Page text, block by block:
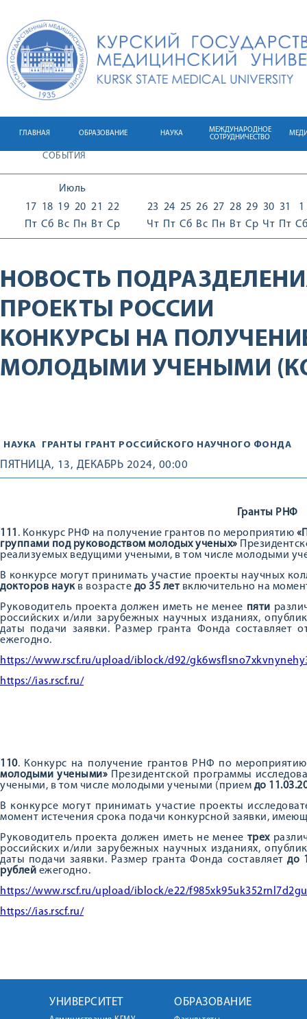
ГЛАВНАЯ ОБРАЗОВАНИЕ НАУКА
МЕЖДУНАРОДНОЕ
СОТРУДНИЧЕСТВО
СОБЫТИЯ
Июль
17
Пт
18
Сб
19
Вс
20
Пн
21
Вт
22
Ср
23
Чт
24
Пт
25
Сб
26
Вс
27
Пн
28
Вт
29
Ср
30
Чт
31
Пт
1
Сб
НОВОСТЬ
ПРОЕКТЫ РОССИИ
КОНКУРСЫ НА
МОЛОДЫМИ УЧЕНЫМИ
НАУКА ГРАНТЫ ГРАНТ РОССИЙСКОГО НАУЧНОГО ФОНДА
ПЯТНИЦА, 13, ДЕКАБРЬ 2024, 00:00
Гранты РНФ
111 . Конкурс РНФ на получение грантов по мероприятию
группами под руководством молодых ученых»
реализуемых ведущими учеными, в том числе молодыми
В конкурсе могут принимать участие проекты научных
докторов наукв возрасте до 35 лет включительно на
Руководитель проекта должен иметь не менее пяти
российских и/или зарубежных научных изданиях,
даты подачи заявки. Размер гранта Фонда составляет
ежегодно.
https://www.rscf.ru/upload/iblock/d92/
https://ias.rscf.ru/
110. Конкурс на получение грантов РНФ по
молодыми учеными» Президентской программы
учеными, в том числе молодыми учеными (прием до
В конкурсе могут принимать участие проекты
момент истечения срока подачи конкурсной заявки,
Руководитель проекта должен иметь не менее трех
российских и/или зарубежных научных изданиях,
даты подачи заявки. Размер гранта Фонда составляетдо
рублей ежегодно.
https://www.rscf.ru/upload/iblock/e22/
https://ias.rscf.ru/
УНИВЕРСИТЕТ ОБРАЗОВАНИЕ